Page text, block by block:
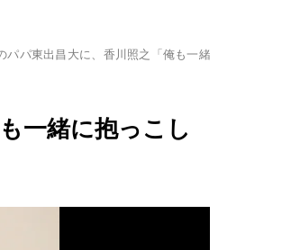
パパ東出昌大に、香川照之「俺も一緒に抱っこして」
一緒に抱っこし